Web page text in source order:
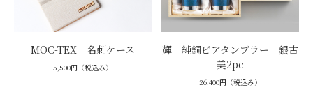
MOC-TEX 名刺ケース
5,500円（税込み）
輝 純銅ビアタンブラー 銀古
美2pc
26,400円（税込み）